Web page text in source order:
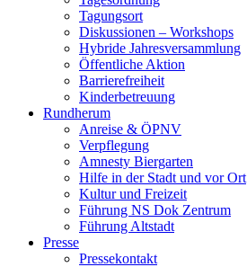
Tagungsort
Diskussionen – Workshops
Hybride Jahresversammlung
Öffentliche Aktion
Barrierefreiheit
Kinderbetreuung
Rundherum
Anreise & ÖPNV
Verpflegung
Amnesty Biergarten
Hilfe in der Stadt und vor Ort
Kultur und Freizeit
Führung NS Dok Zentrum
Führung Altstadt
Presse
Pressekontakt